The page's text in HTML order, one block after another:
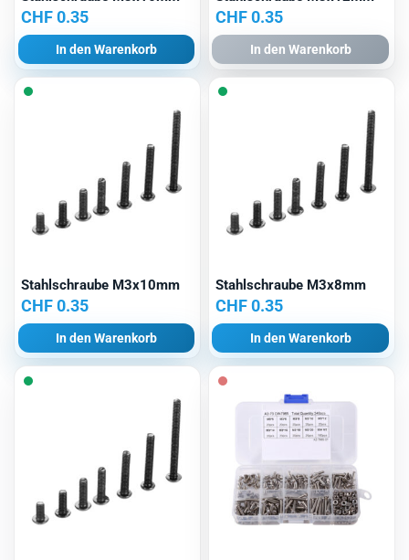
CHF0.35
In den Warenkorb
CHF0.35
In den Warenkorb
Stahlschraube M3x10mm
CHF0.35
In den Warenkorb
Stahlschraube M3x8mm
CHF0.35
In den Warenkorb